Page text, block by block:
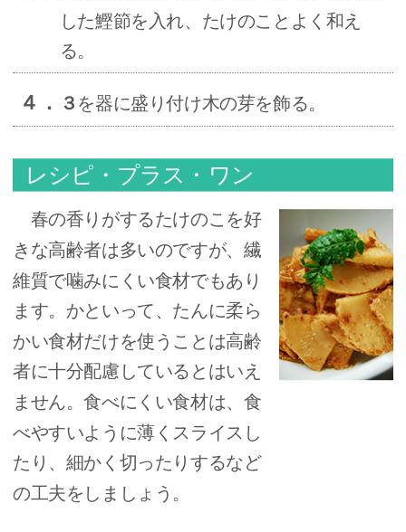
した鰹節を入れ、たけのことよく和え
る。
４． ３ を器に盛り付け木の芽を飾る。
レシピ・プラス・ワン
春の香りがするたけのこを好
きな高齢者は多いのですが、繊
維質で噛みにくい食材でもあり
ます。かといって、たんに柔ら
かい食材だけを使うことは高齢
者に十分配慮しているとはいえ
ません。食べにくい食材は、食
べやすいように薄くスライスし
たり、細かく切ったりするなど
の工夫をしましょう。